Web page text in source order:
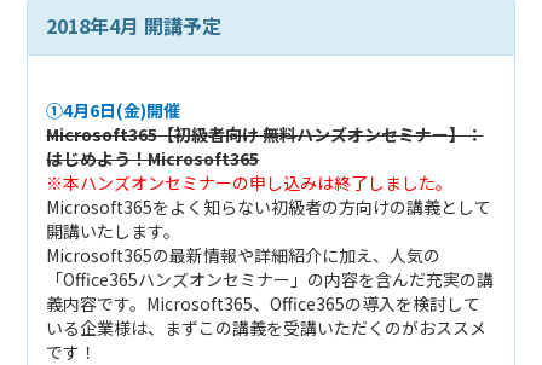
2018年4月 開講予定
①4月6日(金)開催
Microsoft365【初級者向け 無料ハンズオンセミナー】：
はじめよう！Microsoft365
※本ハンズオンセミナーの申し込みは終了しました。
Microsoft365をよく知らない初級者の方向けの講義として
開講いたします。
Microsoft365の最新情報や詳細紹介に加え、人気の
「Office365ハンズオンセミナー」の内容を含んだ充実の講
義内容です。Microsoft365、Office365の導入を検討して
いる企業様は、まずこの講義を受講いただくのがおススメ
です！